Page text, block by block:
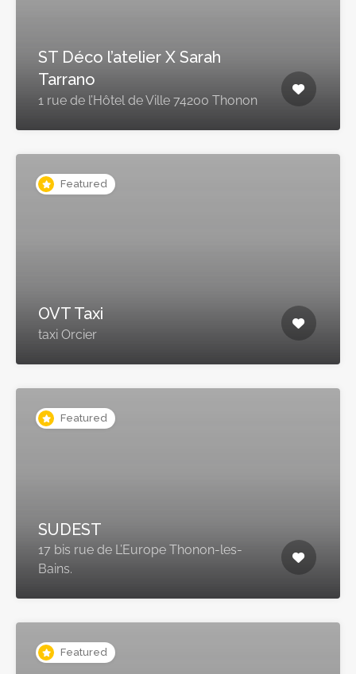
ST Déco l’atelier X Sarah
Tarrano
1 rue de l’Hôtel de Ville 74200 Thonon
Featured
OVT Taxi
taxi Orcier
Featured
SUDEST
17 bis rue de L’Europe Thonon-les-
Bains.
Featured